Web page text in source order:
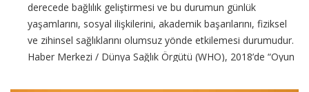
derecede bağlılık geliştirmesi ve bu durumun günlük
yaşamlarını, sosyal ilişkilerini, akademik başarılarını, fiziksel
ve zihinsel sağlıklarını olumsuz yönde etkilemesi durumudur.
Haber Merkezi / Dünya Sağlık Örgütü (WHO), 2018’de “Oyun